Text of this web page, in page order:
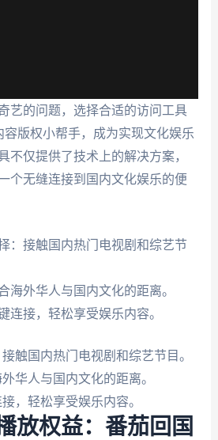
艺的问题，选择合适的访问工具
版权小帮手，成为实现文化娱乐
不仅提供了技术上的解决方案，
个无缝连接到国内文化娱乐的便
：接触国内热门电视剧和综艺节
海外华人与国内文化的距离。
连接，轻松享受娱乐内容。
触国内热门电视剧和综艺节目。
华人与国内文化的距离。
，轻松享受娱乐内容。
放权益：番茄回国